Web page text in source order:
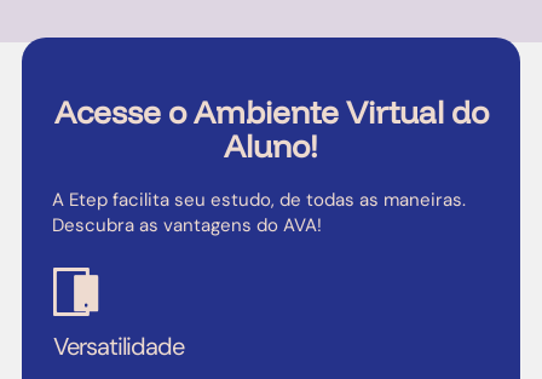
Acesse o Ambiente Virtual do
Aluno!
A Etep facilita seu estudo, de todas as maneiras.
Descubra as vantagens do AVA!
Versatilidade